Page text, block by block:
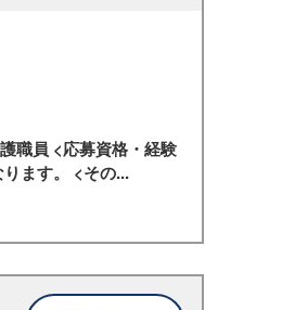
職員 <応募資格・経験
ます。 <その...